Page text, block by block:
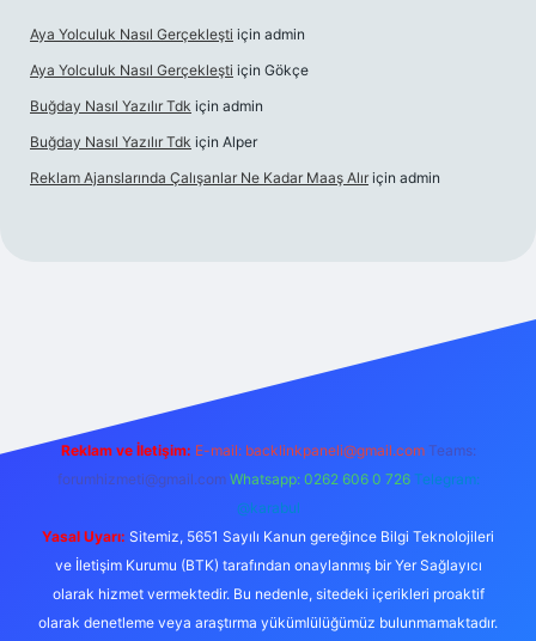
Aya Yolculuk Nasıl Gerçekleşti için admin
Aya Yolculuk Nasıl Gerçekleşti için Gökçe
Buğday Nasıl Yazılır Tdk için admin
Buğday Nasıl Yazılır Tdk için Alper
Reklam Ajanslarında Çalışanlar Ne Kadar Maaş Alır için admin
Reklam ve İletişim: E-mail: backlinkpaneli@gmail.com Teams:
forumhizmeti@gmail.com Whatsapp: 0262 606 0 726 Telegram:
@karabul
Yasal Uyarı: Sitemiz, 5651 Sayılı Kanun gereğince Bilgi Teknolojileri
ve İletişim Kurumu (BTK) tarafından onaylanmış bir Yer Sağlayıcı
olarak hizmet vermektedir. Bu nedenle, sitedeki içerikleri proaktif
olarak denetleme veya araştırma yükümlülüğümüz bulunmamaktadır.